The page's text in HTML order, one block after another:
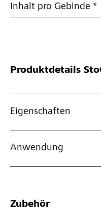
Inhalt pro Gebinde *
Produktdetails
Eigenschaften
Anwendung
Zubehör